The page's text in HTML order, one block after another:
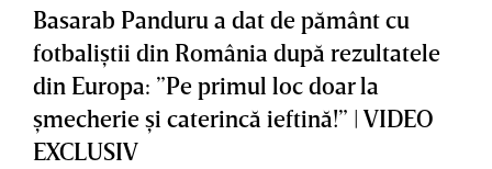
Basarab Panduru a dat de pământ cu
fotbaliştii din România după rezultatele
din Europa: ”Pe primul loc doar la
şmecherie şi caterincă ieftină!” | VIDEO
EXCLUSIV